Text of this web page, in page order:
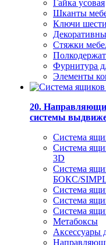
Гайка усовая
Шканты
Ключи
Стяжки
Фурнитура
Элементы
20.
системы
Система
Система
3D
Система
БОКС/
Система
Система
Система
Метабоксы
Аксессуары